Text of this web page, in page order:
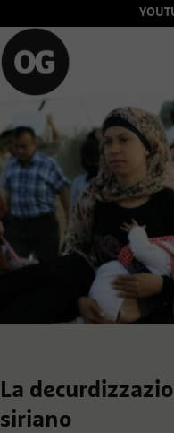
La
siriano